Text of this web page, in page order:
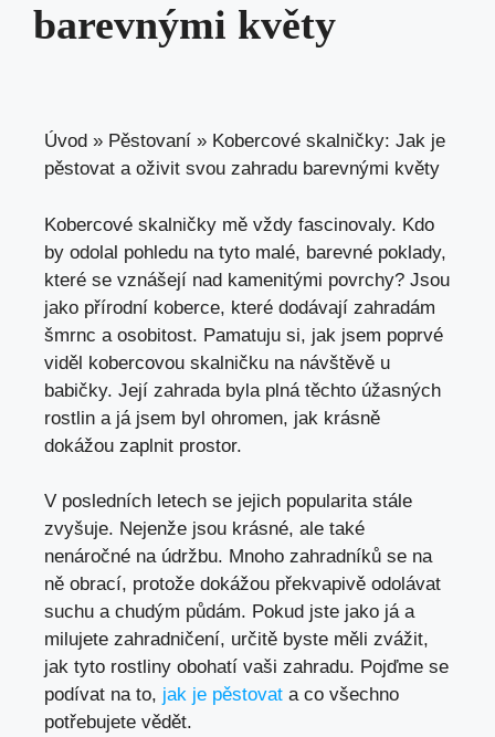
barevnými květy
Úvod » Pěstovaní » Kobercové skalničky: Jak je
pěstovat a oživit svou zahradu barevnými květy
Kobercové skalničky mě vždy fascinovaly. Kdo
by odolal pohledu na tyto malé, barevné poklady,
které se vznášejí nad kamenitými povrchy? Jsou
jako přírodní koberce, které dodávají zahradám
šmrnc a osobitost. Pamatuju si, jak jsem poprvé
viděl kobercovou skalničku na návštěvě u
babičky. Její zahrada byla plná těchto úžasných
rostlin a já jsem byl ohromen, jak krásně
dokážou zaplnit prostor.
V posledních letech se jejich popularita stále
zvyšuje. Nejenže jsou krásné, ale také
nenáročné na údržbu. Mnoho zahradníků se na
ně obrací, protože dokážou překvapivě odolávat
suchu a chudým půdám. Pokud jste jako já a
milujete zahradničení, určitě byste měli zvážit,
jak tyto rostliny obohatí vaši zahradu. Pojďme se
podívat na to, jak je pěstovat a co všechno
potřebujete vědět.